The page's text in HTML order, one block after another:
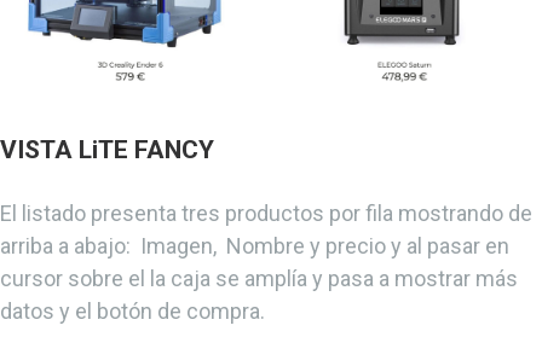
VISTA LiTE FANCY
El listado presenta tres productos por fila mostrando de
arriba a abajo: Imagen, Nombre y precio y al pasar en
cursor sobre el la caja se amplía y pasa a mostrar más
datos y el botón de compra.